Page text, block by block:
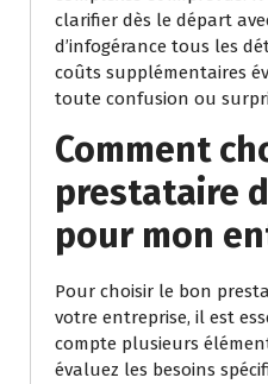
clarifier dès le départ
d’infogérance tous les
coûts supplémentaires
toute confusion ou
Comment
prestataire
pour mon
Pour choisir le bon
votre entreprise, il est
compte plusieurs
évaluez les besoins